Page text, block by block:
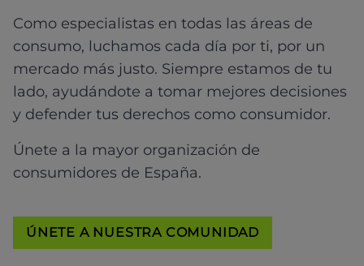
Como especialistas en todas las áreas de
consumo, luchamos cada día por ti, por un
mercado más justo. Siempre estamos de tu
lado, ayudándote a tomar mejores decisiones
y defender tus derechos como consumidor.
Únete a la mayor organización de
consumidores de España.
ÚNETE A NUESTRA COMUNIDAD